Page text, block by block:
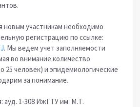
новым участникам необходимо
регистрацию по ссылке:
. Мы ведем учет заполняемости
во внимание количество
25 человек) и эпидемиологические
за понимание.
ауд. 1-308 ИжГТУ им. М.Т.